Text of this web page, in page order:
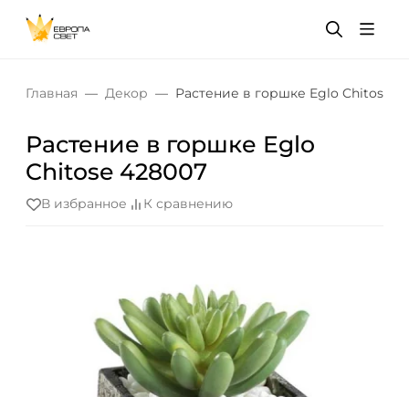
Главная Декор Растение в горшке Eglo Chitose
Растение в горшке Eglo
Chitose 428007
В избранное К сравнению